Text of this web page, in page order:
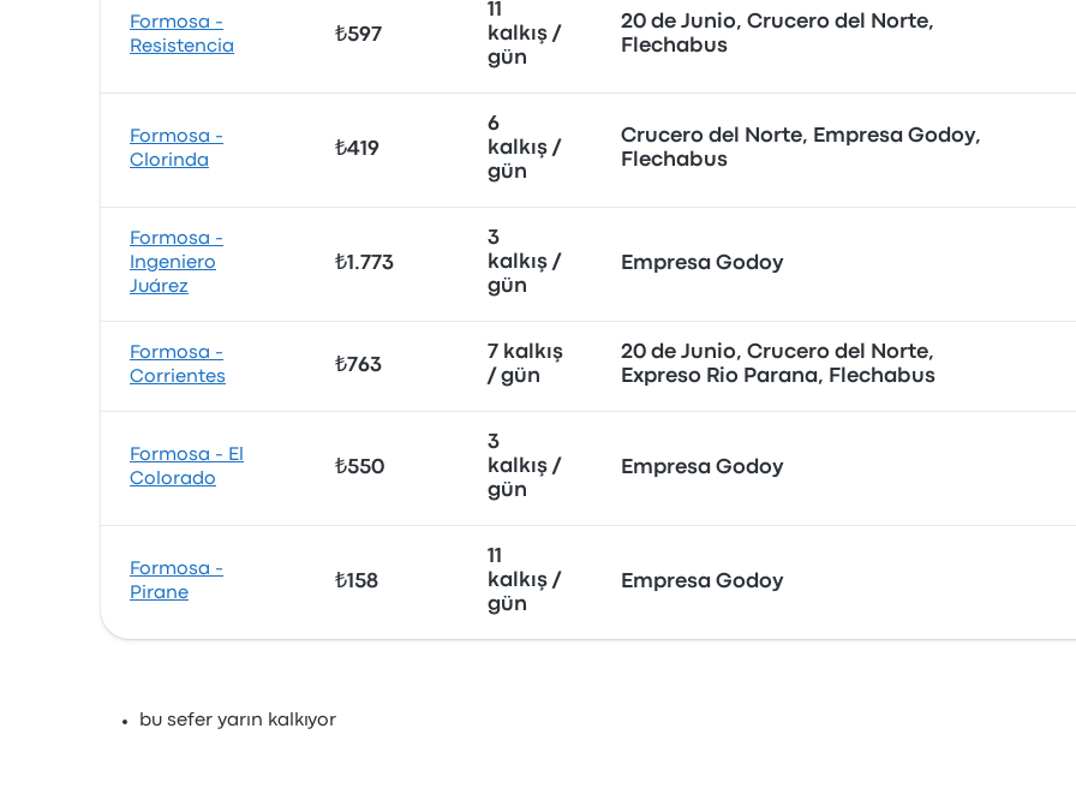
Formosa -
Resistencia
₺597
11
kalkış /
gün
20 de Junio, Crucero del Norte,
Flechabus
Formosa -
Clorinda
₺419
6
kalkış /
gün
Crucero del Norte, Empresa Godoy,
Flechabus
Formosa -
Ingeniero
Juárez
₺1.773
3
kalkış /
gün
Empresa Godoy
Formosa -
Corrientes
₺763
7 kalkış
/ gün
20 de Junio, Crucero del Norte,
Expreso Rio Parana, Flechabus
Formosa - El
Colorado
₺550
3
kalkış /
gün
Empresa Godoy
Formosa -
Pirane
₺158
11
kalkış /
gün
Empresa Godoy
bu sefer yarın kalkıyor